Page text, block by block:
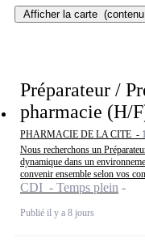
Afficher la carte
Préparateur /
pharmacie (H/
PHARMACIE DE LA CITE -
Nous recherchons un
dynamique dans un
convenir ensemble selon vos
CDI - Temps plein
Publié il y a 8 jours